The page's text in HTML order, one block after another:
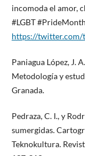
incomoda el amor,
#LGBT
https://twitter.com/
Paniagua López, J.
Metodología y
Granada.
Pedraza, C. I., y
sumergidas.
Teknokultura.